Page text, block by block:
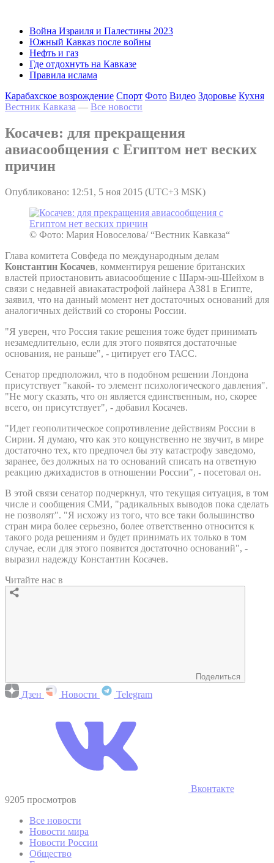
Война Израиля и Палестины 2023
Южный Кавказ после войны
Нефть и газ
Где отдохнуть на Кавказе
Правила ислама
Карабахское возрождение Спорт Фото Видео Здоровье Кухня
Вестник Кавказа — Все новости
Косачев: для прекращения
авиасообщения с Египтом нет веских
причин
Опубликовано: 12:51, 5 ноя 2015 (UTC+3 MSK)
© Фото: Мария Новоселова/ “Вестник Кавказа“
Глава комитета Совфеда по международным делам
Константин Косачев, комментируя решение британских
властей приостановить авиасообщение с Шарм-эш-Шейхом в
связи с недавней авиакатастрофой лайнера А381 в Египте,
заявил, что на данный момент нет достаточных оснований для
аналогичных действий со стороны России.
"Я уверен, что Россия такие решения тоже будет принимать
незамедлительно, если для этого появятся достаточные
основания, не раньше", - цитирует его ТАСС.
Сенатор предположил, что в подобном решении Лондона
присутствует "какой- то элемент психологического давления".
"Не могу сказать, что он является единственным, но, скорее
всего, он присутствует", - добавил Косачев.
"Идет геополитическое сопротивление действиям России в
Сирии. Я думаю, что как это кощунственно не звучит, в мире
достаточно тех, кто предпочел бы эту катастрофу заведомо,
заранее, без должных на то оснований списать на ответную
реакцию джихадистов в отношении России", - посетовал он.
В этой связи сенатор подчеркнул, что текущая ситуация, в том
числе и сообщения СМИ, "радикальных выводов пока сделать
не позволят". "Я исхожу из того, что все таки большинство
стран мира более серьезно, более ответственно относится к
такого рода решениям и будет принимать их только в том
случае, если для этого появится достаточно оснований", -
выразил надежду Константин Косачев.
Читайте нас в
Поделиться
Дзен Новости Telegram
Вконтакте
9205 просмотров
Все новости
Новости мира
Новости России
Общество